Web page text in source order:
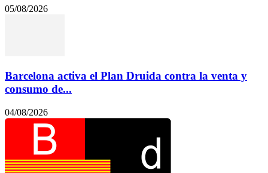
05/08/2026
Barcelona activa el Plan Druida contra la venta y
consumo de...
04/08/2026